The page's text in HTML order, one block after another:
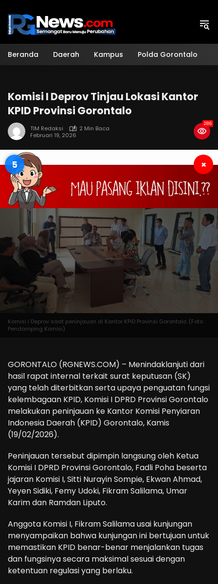
konten
Beranda Daerah Kampus Polda Gorontalo
Komisi I Deprov Tinjau Lokasi Kantor
KPID Provinsi Gorontalo
TIM Redaksi
2 Min Baca
Februari 19, 2026
286
4 ×
Komisi I Deprov saat peninjauan di Kantor KPiD Provinsi Gorontalo. (Foto :
Pendamping Komisi)
GORONTALO (RGNEWS.COM) – Menindaklanjuti dari
hasil rapat internal terkait surat keputusan (SK)
yang telah diterbitkan serta upaya penguatan fungsi
kelembagaan KPID, Komisi I DPRD Provinsi Gorontalo
melakukan peninjauan ke Kantor Komisi Penyiaran
Indonesia Daerah (KPID) Gorontalo, Kamis
(19/02/2026).
Peninjauan tersebut dipimpin langsung oleh Ketua
Komisi I DPRD Provinsi Gorontalo, Fadli Poha beserta
jajaran Komisi I, Sitti Nurayin Sompie, Ekwan Ahmad,
Yeyen Sidiki, Femy Udoki, Fikram Salilama, Umar
Karim dan Ramdan Liputo.
Anggota Komisi I, Fikram Salilama usai kunjungan
menyampaikan bahwa kunjungan ini bertujuan untuk
memastikan KPID benar-benar menjalankan tugas
dan fungsinya secara maksimal sesuai dengan
ketentuan regulasi yang berlaku.